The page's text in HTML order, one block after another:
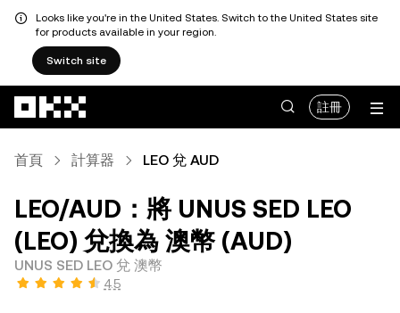
Looks like you're in the United States. Switch to the United States site
for products available in your region.
Switch site
註冊
首頁 計算器 LEO 兌 AUD
LEO/AUD：將 UNUS SED LEO
(LEO) 兌換為 澳幣 (AUD)
UNUS SED LEO 兌 澳幣
4.5